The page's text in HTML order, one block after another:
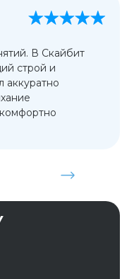
В Скайбит
строй и
аккуратно